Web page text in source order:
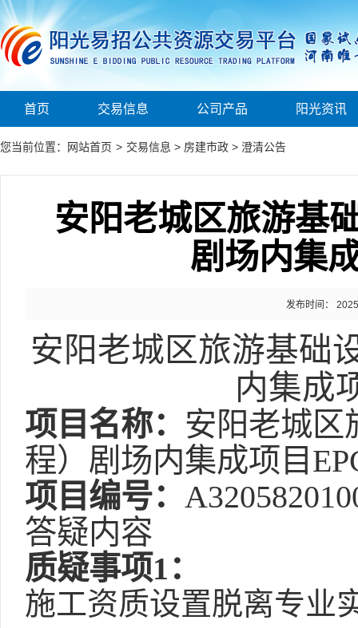
首页 交易信息 公司产品 阳光资讯
您当前位置： 网站首页 > 交易信息 > 房建市政 > 澄清公告
安阳老城区旅游基
剧场内集
发布时间：
安阳老城区旅游基础
内集成
项目名称： 安阳老城区
程）剧场内集成项目
项目编号：
答疑内容
质疑事项1：
施工资质设置脱离专业